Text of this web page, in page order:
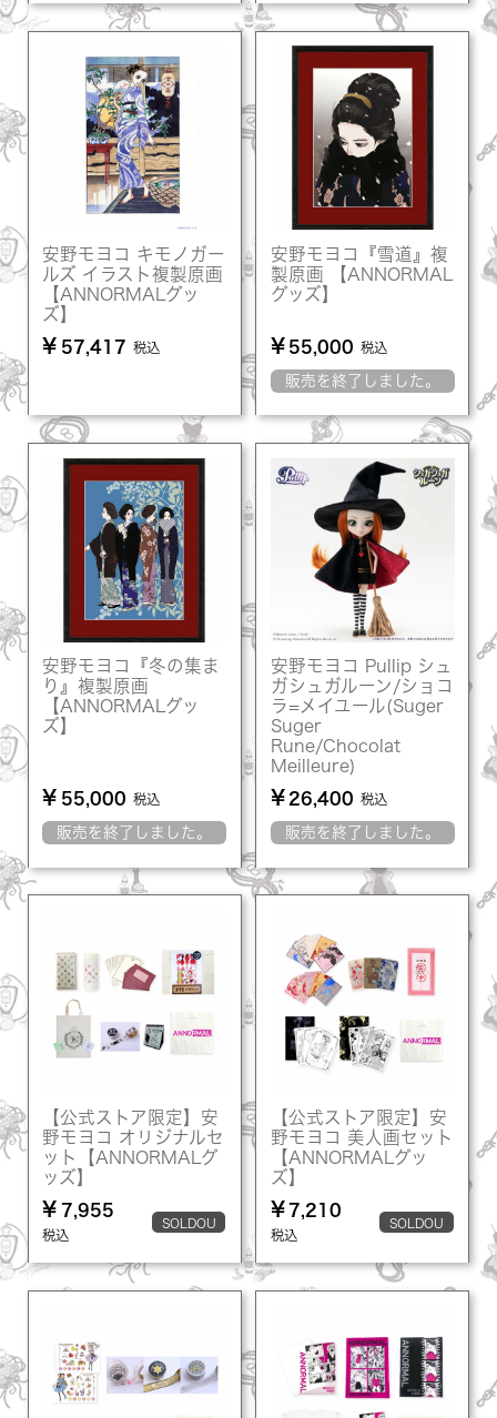
安野モヨコ キモノガー
ルズ イラスト複製原画
【ANNORMALグッ
ズ】
¥ 57,417 税込
安野モヨコ『雪道』複
製原画 【ANNORMAL
グッズ】
¥ 55,000 税込
販売を終了しました。
安野モヨコ『冬の集ま
り』複製原画
【ANNORMALグッ
ズ】
¥ 55,000 税込
販売を終了しました。
安野モヨコ Pullip シュ
ガシュガルーン/ショコ
ラ=メイユール(Suger
Suger
Rune/Chocolat
Meilleure)
¥ 26,400 税込
販売を終了しました。
【公式ストア限定】安
野モヨコ オリジナルセ
ット【ANNORMALグ
ッズ】
¥ 7,955
税込
SOLDOU
【公式ストア限定】安
野モヨコ 美人画セット
【ANNORMALグッ
ズ】
¥ 7,210
税込
SOLDOU